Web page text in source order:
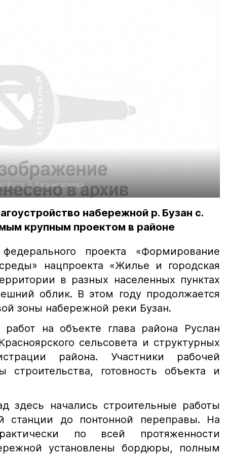
Фото:А. Касымгалиева
набережной р. Бузан с.
крупным проектом в районе
проекта «Формирование
нацпроекта «Жилье и городская
в разных населенных пунктах
облик. В этом году продолжается
зоны набережной реки Бузан.
на объекте глава района Руслан
сельсовета и структурных
района. Участники рабочей
строительства, готовность объекта и
здесь начались строительные работы
станции до понтонной переправы. На
по всей протяженности
установлены бордюры, полным